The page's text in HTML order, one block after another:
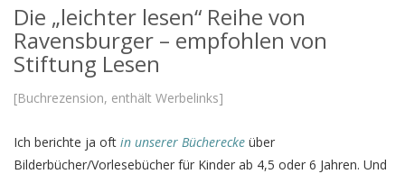
Die „leichter lesen“ Reihe von
Ravensburger – empfohlen von
Stiftung Lesen
[Buchrezension, enthält Werbelinks]
Ich berichte ja oft in unserer Bücherecke über
Bilderbücher/Vorlesebücher für Kinder ab 4,5 oder 6 Jahren. Und